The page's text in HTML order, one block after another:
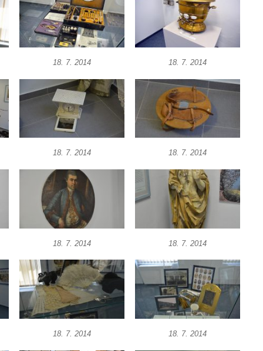
18. 7. 2014 18. 7. 2014
18. 7. 2014 18. 7. 2014
18. 7. 2014 18. 7. 2014
18. 7. 2014 18. 7. 2014